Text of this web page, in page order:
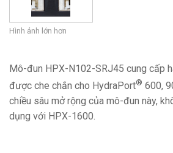
Hình ảnh lớn hơn
Mô-đun HPX-N102-SRJ45 cung cấp
được che chắn cho HydraPort® 600,
chiều sâu mở rộng của mô-đun này,
dụng với HPX-1600.